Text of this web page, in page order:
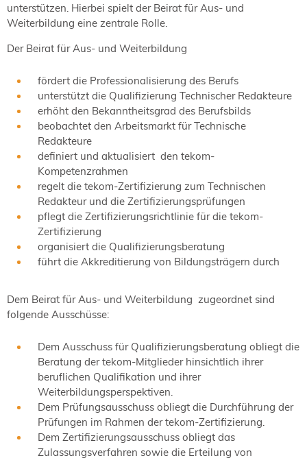
unterstützen. Hierbei spielt der Beirat für Aus- und
Weiterbildung eine zentrale Rolle.
Der Beirat für Aus- und Weiterbildung
fördert die Professionalisierung des Berufs
unterstützt die Qualifizierung Technischer Redakteure
erhöht den Bekanntheitsgrad des Berufsbilds
beobachtet den Arbeitsmarkt für Technische
Redakteure
definiert und aktualisiert den tekom-
Kompetenzrahmen
regelt die tekom-Zertifizierung zum Technischen
Redakteur und die Zertifizierungsprüfungen
pflegt die Zertifizierungsrichtlinie für die tekom-
Zertifizierung
organisiert die Qualifizierungsberatung
führt die Akkreditierung von Bildungsträgern durch
Dem Beirat für Aus- und Weiterbildung zugeordnet sind
folgende Ausschüsse:
Dem Ausschuss für Qualifizierungsberatung obliegt die
Beratung der tekom-Mitglieder hinsichtlich ihrer
beruflichen Qualifikation und ihrer
Weiterbildungsperspektiven.
Dem Prüfungsausschuss obliegt die Durchführung der
Prüfungen im Rahmen der tekom-Zertifizierung.
Dem Zertifizierungsausschuss obliegt das
Zulassungsverfahren sowie die Erteilung von